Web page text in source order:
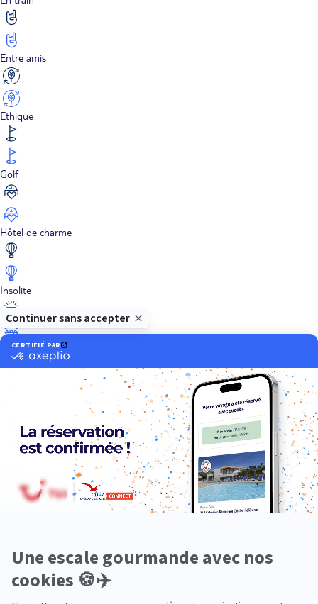
Entre amis
Ethique
Golf
Hôtel de charme
Insolite
Luxe
Premium